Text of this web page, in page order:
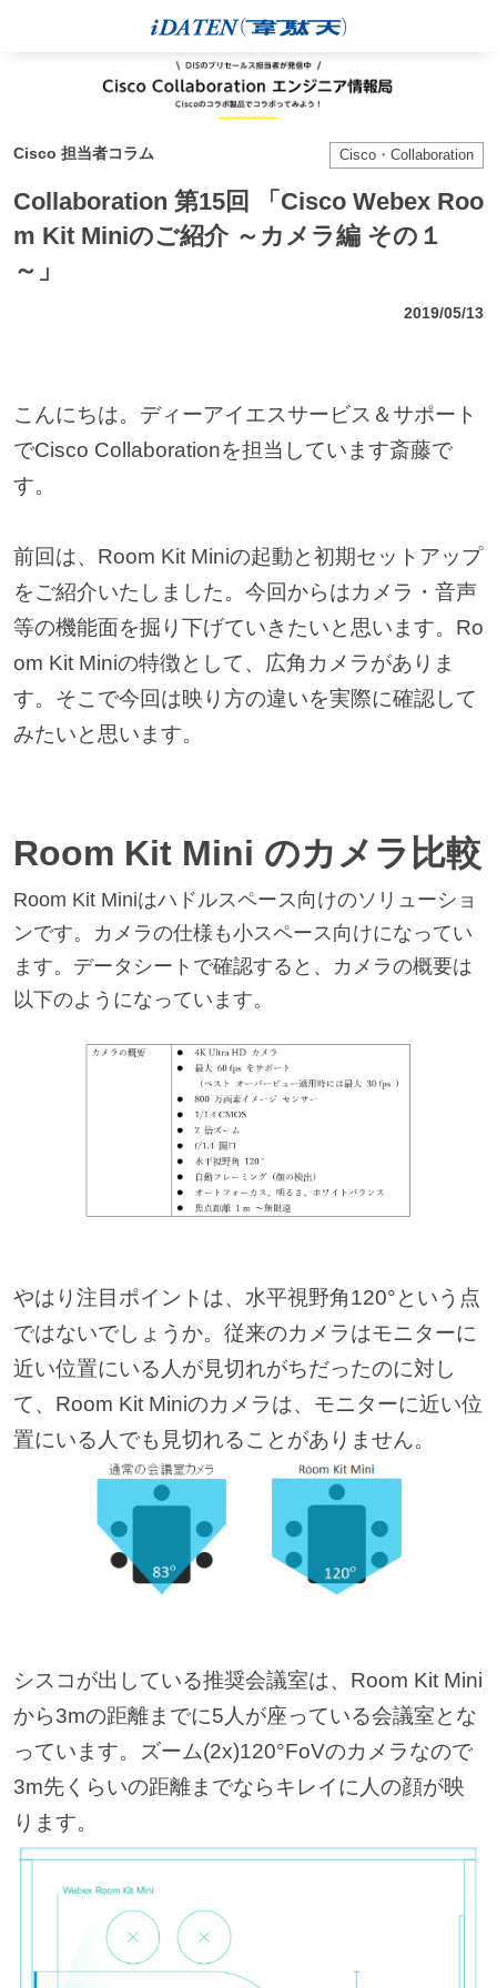
Cisco 担当者コラム Cisco・Collaboration
Collaboration 第15回 「Cisco Webex Roo
m Kit Miniのご紹介 ～カメラ編 その１
～」
2019/05/13
こんにちは。ディーアイエスサービス＆サポート
でCisco Collaborationを担当しています斎藤で
す。
前回は、Room Kit Miniの起動と初期セットアップ
をご紹介いたしました。今回からはカメラ・音声
等の機能面を掘り下げていきたいと思います。Ro
om Kit Miniの特徴として、広角カメラがありま
す。そこで今回は映り方の違いを実際に確認して
みたいと思います。
Room Kit Mini のカメラ比較
Room Kit Miniはハドルスペース向けのソリューショ
ンです。カメラの仕様 も小スペース向けになってい
ます。データシートで確認すると、カメラの概要は
以下のようになっています。
やはり注目ポイントは、水平視野角120°という点
ではないでしょうか。従来のカメラはモニターに
近い位置にいる人が見切れがちだったのに対し
て、Room Kit Miniのカメラは、モニターに近い位
置にいる人でも見切れることがありません。
シスコが出している推奨会議室は、Room Kit Mini
から3mの距離までに5人が座っている会議室とな
っています。ズーム(2x)120°FoVのカメラなので
3m先くらいの距離までならキレイに人の顔が映
ります。